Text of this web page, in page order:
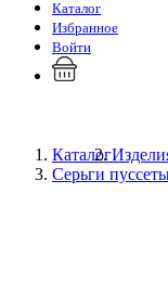
Каталог
Избранное
Войти
Каталог
Серьги